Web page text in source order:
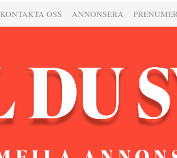
KONTAKTA OSS ANNONSERA